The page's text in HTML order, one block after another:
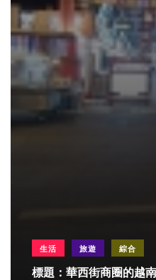
生活 旅遊 綜合
標題：華西街商圈的越